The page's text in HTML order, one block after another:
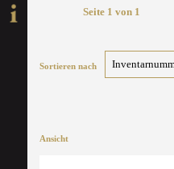
Seite 1 von 1
Sortieren nach
Ansicht